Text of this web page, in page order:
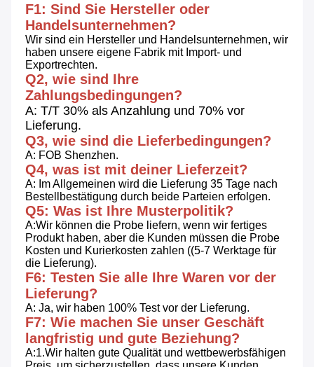
F1: Sind Sie Hersteller oder
Handelsunternehmen?
Wir sind ein Hersteller und Handelsunternehmen, wir
haben unsere eigene Fabrik mit Import- und
Exportrechten.
Q2, wie sind Ihre
Zahlungsbedingungen?
A: T/T 30% als Anzahlung und 70% vor
Lieferung.
Q3, wie sind die Lieferbedingungen?
A: FOB Shenzhen.
Q4, was ist mit deiner Lieferzeit?
A: Im Allgemeinen wird die Lieferung 35 Tage nach
Bestellbestätigung durch beide Parteien erfolgen.
Q5: Was ist Ihre Musterpolitik?
A:Wir können die Probe liefern, wenn wir fertiges
Produkt haben, aber die Kunden müssen die Probe
Kosten und Kurierkosten zahlen ((5-7 Werktage für
die Lieferung).
F6: Testen Sie alle Ihre Waren vor der
Lieferung?
A: Ja, wir haben 100% Test vor der Lieferung.
F7: Wie machen Sie unser Geschäft
langfristig und gute Beziehung?
A:1.Wir halten gute Qualität und wettbewerbsfähigen